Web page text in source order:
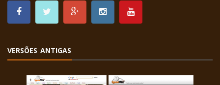
VERSÕES ANTIGAS